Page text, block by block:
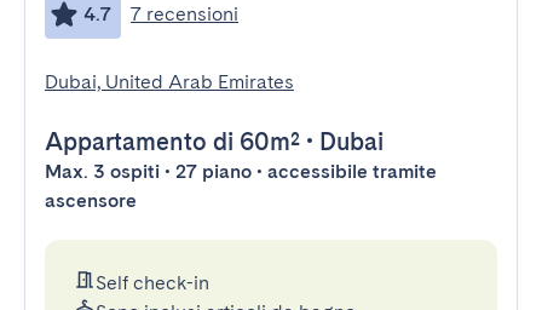
4.7 7 recensioni
Dubai, United Arab Emirates
Appartamento di 60m² • Dubai
Max. 3 ospiti • 27 piano • accessibile tramite
ascensore
Self check-in